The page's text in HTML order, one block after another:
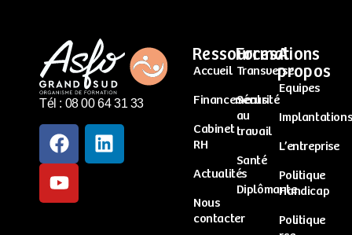
Tél : 08 00 64 31 33
Ressources
Accueil
Financements
Cabinet
RH
Actualités
Nous
contacter
Formations
Transverse
Sécurité
au
travail
Santé
Diplômante
A
propos
Equipes
Implantations
L’entreprise
Politique
Handicap
Politique